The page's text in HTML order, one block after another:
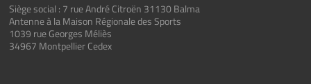
Siège social : 7 rue André Citroën 31130 Balma
Antenne à la Maison Régionale des Sports
1039 rue Georges Méliès
34967 Montpellier Cedex